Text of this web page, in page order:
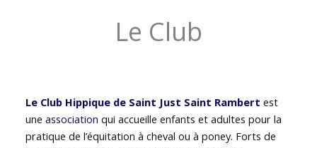
Le Club
Le Club Hippique de Saint Just Saint Rambert est
uneassociation qui accueille enfants et adultes pour la
pratique de l’équitation à cheval ou à poney. Forts de